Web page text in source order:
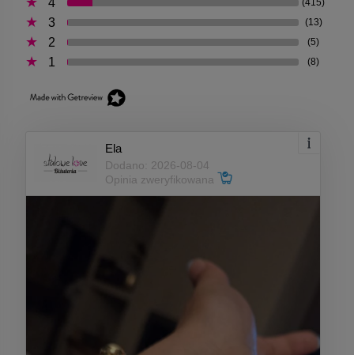
3 (13)
2 (5)
1 (8)
Ela
Dodano: 2026-08-04
Opinia zweryfikowana